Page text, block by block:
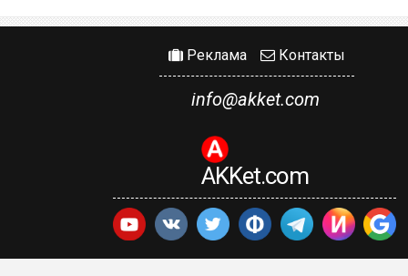
Реклама Контакты
info@akket.com
AKKet.com